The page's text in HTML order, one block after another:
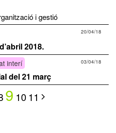
i gestió
20/04/18
2018.
interí 03/04/18
del 21 març
9 10 11